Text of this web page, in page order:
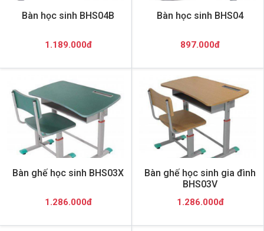
Bàn học sinh BHS04B
1.189.000đ
Bàn học sinh BHS04
897.000đ
Bàn ghế học sinh BHS03X
1.286.000đ
Bàn ghế học sinh gia đình
BHS03V
1.286.000đ